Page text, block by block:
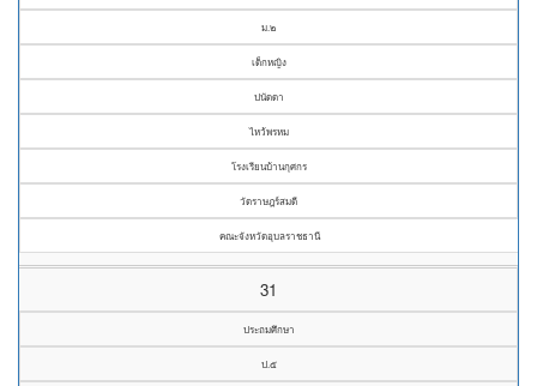
ม.๒
เด็กหญิง
ปนัดดา
ไหว้พรหม
โรงเรียนบ้านกุศกร
วัดราษฎร์สมดี
คณะจังหวัดอุบลราชธานี
31
ประถมศึกษา
ป.๕